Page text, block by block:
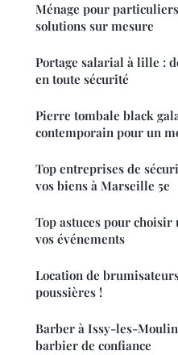
Ménage pour
solutions sur mesure
Portage salarial à lille :
en toute sécurité
Pierre tombale black
contemporain pour un
Top entreprises de
vos biens à Marseille 5e
Top astuces pour
vos événements
Location de
poussières !
Barber à Issy-les-
barbier de confiance